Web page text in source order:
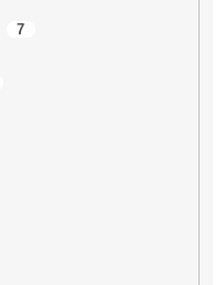
7